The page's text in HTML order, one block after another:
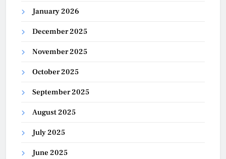
January 2026
December 2025
November 2025
October 2025
September 2025
August 2025
July 2025
June 2025